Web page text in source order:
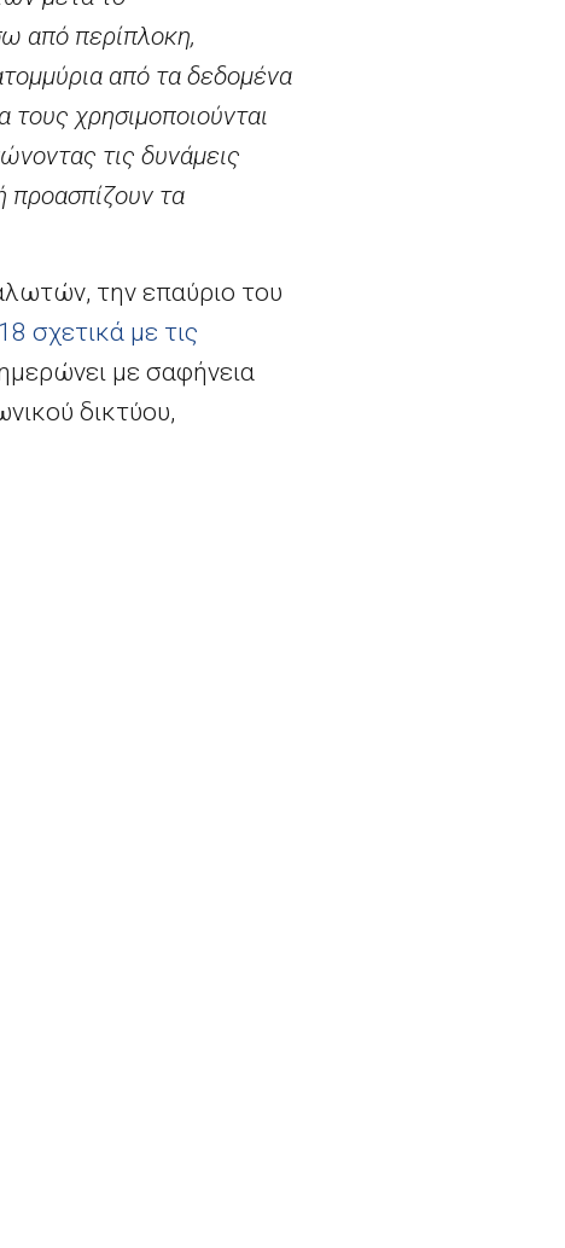
από περίπλοκη,
από τα δεδομένα
χρησιμοποιούνται
τις δυνάμεις
προασπίζουν τα
την επαύριο του
σχετικά με τις
με σαφήνεια
δικτύου,